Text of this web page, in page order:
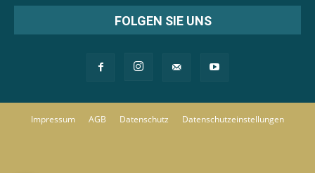
FOLGEN SIE UNS
Impressum AGB Datenschutz Datenschutzeinstellungen